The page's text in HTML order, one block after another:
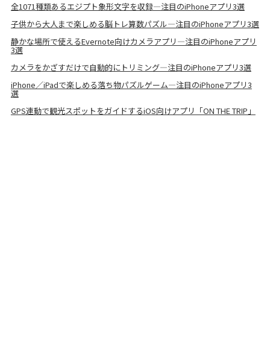
全1071種類あるエジプト象形文字を収録―注目のiPhoneアプリ3選
子供から大人まで楽しめる脳トレ算数パズル―注目のiPhoneアプリ3選
静かな場所で使えるEvernote向けカメラアプリ―注目のiPhoneアプリ
3選
カメラをかざすだけで自動的にトリミング―注目のiPhoneアプリ3選
iPhone／iPadで楽しめる落ち物パズルゲーム―注目のiPhoneアプリ3
選
GPS連動で観光スポットをガイドするiOS向けアプリ「ON THE TRIP」